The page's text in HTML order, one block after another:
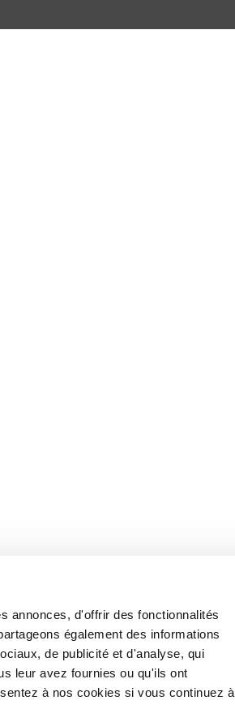
annonces, d'offrir des fonctionnalités
également des informations
de publicité et d'analyse, qui
leur avez fournies ou qu'ils ont
à nos cookies si vous continuez à